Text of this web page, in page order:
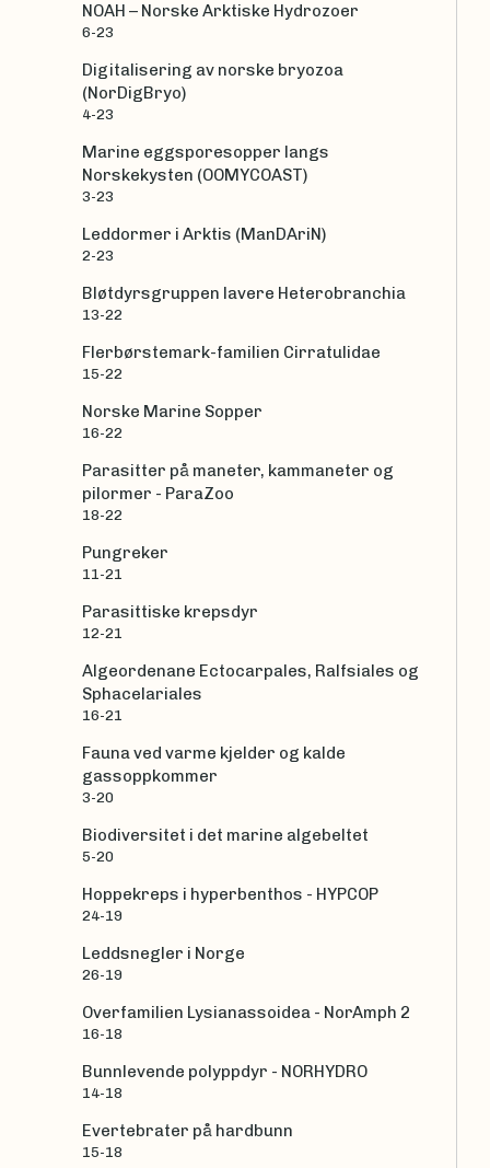
NOAH – Norske Arktiske Hydrozoer
6-23
Digitalisering av norske bryozoa
(NorDigBryo)
4-23
Marine eggsporesopper langs
Norskekysten (OOMYCOAST)
3-23
Leddormer i Arktis (ManDAriN)
2-23
Bløtdyrsgruppen lavere Heterobranchia
13-22
Flerbørstemark-familien Cirratulidae
15-22
Norske Marine Sopper
16-22
Parasitter på maneter, kammaneter og
pilormer - ParaZoo
18-22
Pungreker
11-21
Parasittiske krepsdyr
12-21
Algeordenane Ectocarpales, Ralfsiales og
Sphacelariales
16-21
Fauna ved varme kjelder og kalde
gassoppkommer
3-20
Biodiversitet i det marine algebeltet
5-20
Hoppekreps i hyperbenthos - HYPCOP
24-19
Leddsnegler i Norge
26-19
Overfamilien Lysianassoidea - NorAmph 2
16-18
Bunnlevende polyppdyr - NORHYDRO
14-18
Evertebrater på hardbunn
15-18